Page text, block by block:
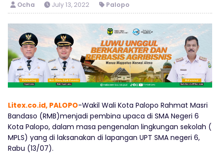
Ocha July 13, 2022 Palopo
Litex.co.id, PALOPO-Wakil Wali Kota Palopo Rahmat Masri
Bandaso (RMB)menjadi pembina upaca di SMA Negeri 6
Kota Palopo, dalam masa pengenalan lingkungan sekolah (
MPLS) yang di laksanakan di lapangan UPT SMA negeri 6,
Rabu (13/07).